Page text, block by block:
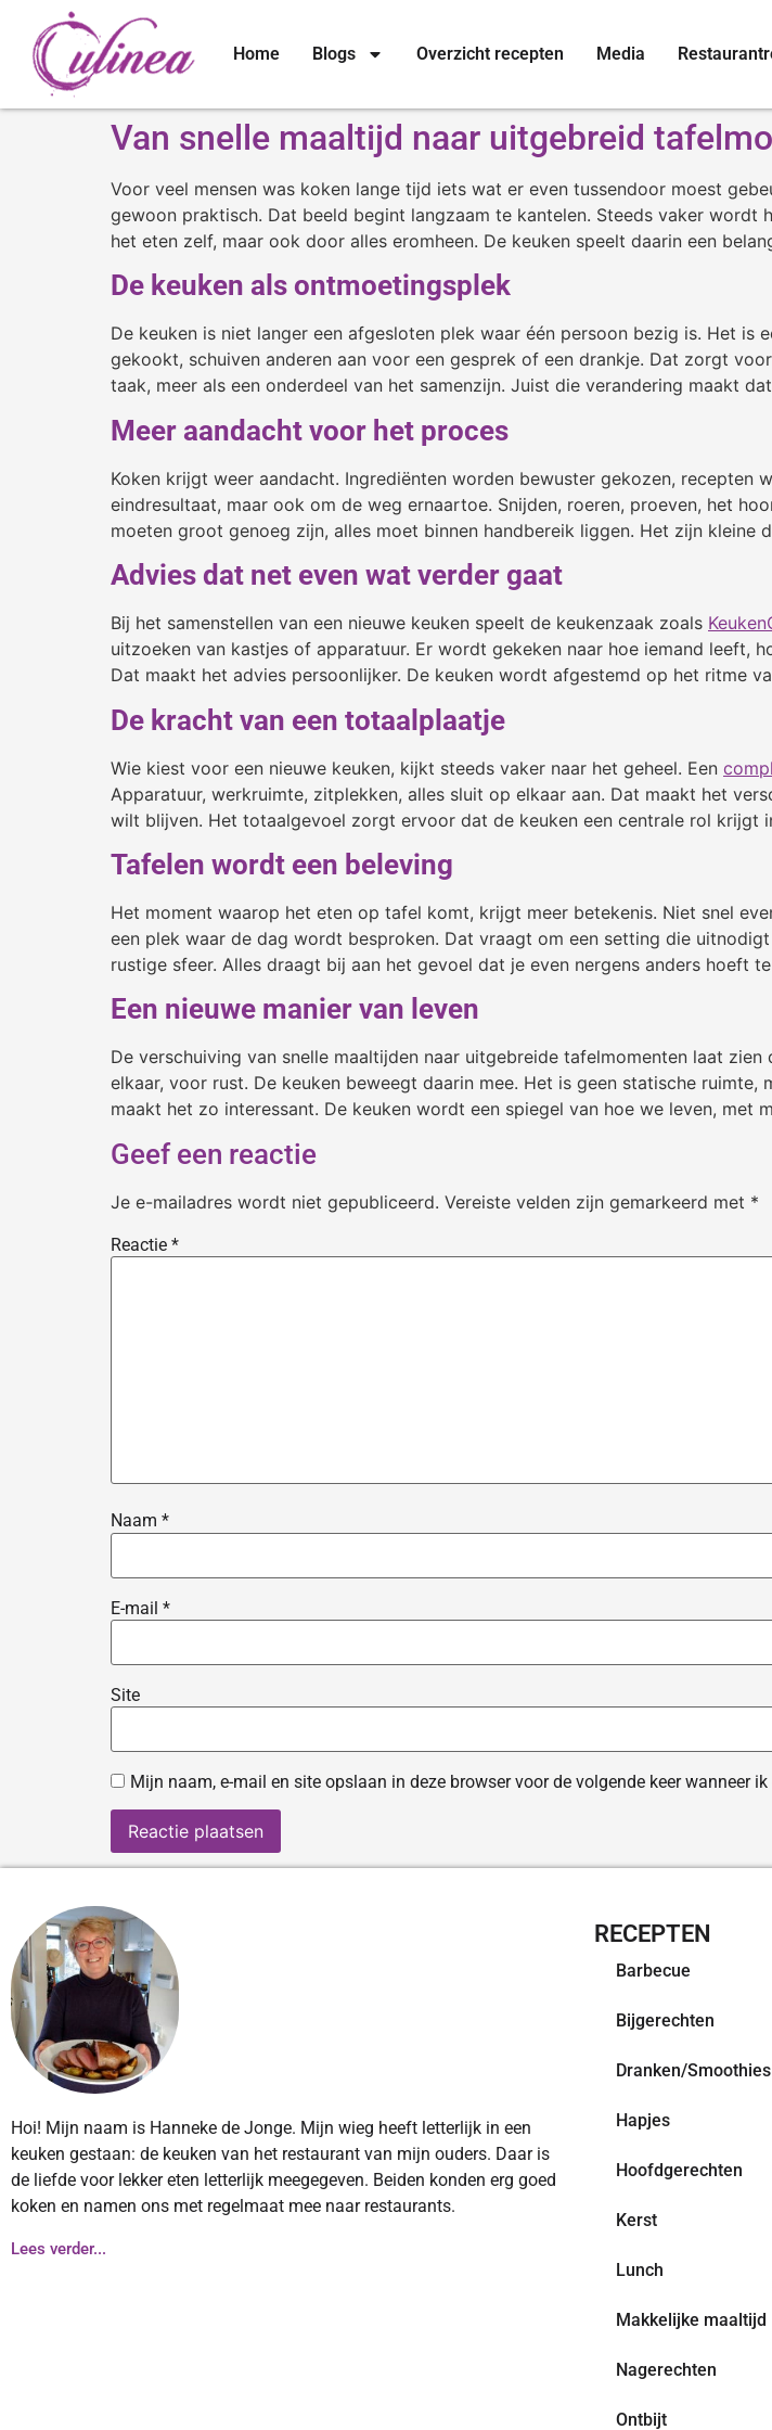
Home Blogs Overzicht recepten Media
Van snelle maaltijd naar uitgebreid
Voor veel mensen was koken lange tijd iets wat er even tussendoor moest
gewoon praktisch. Dat beeld begint langzaam te kantelen. Steeds vaker
het eten zelf, maar ook door alles eromheen. De keuken speelt daarin een
De keuken als ontmoetingsplek
De keuken is niet langer een afgesloten plek waar één persoon bezig is. Het is
gekookt, schuiven anderen aan voor een gesprek of een drankje. Dat zorgt
taak, meer als een onderdeel van het samenzijn. Juist die verandering maakt
Meer aandacht voor het proces
Koken krijgt weer aandacht. Ingrediënten worden bewuster gekozen,
eindresultaat, maar ook om de weg ernaartoe. Snijden, roeren, proeven, het
moeten groot genoeg zijn, alles moet binnen handbereik liggen. Het zijn kleine
Advies dat net even wat verder gaat
Bij het samenstellen van een nieuwe keuken speelt de keukenzaak zoals
uitzoeken van kastjes of apparatuur. Er wordt gekeken naar hoe iemand leeft,
Dat maakt het advies persoonlijker. De keuken wordt afgestemd op het ritme
De kracht van een totaalplaatje
Wie kiest voor een nieuwe keuken, kijkt steeds vaker naar het geheel. Een
Apparatuur, werkruimte, zitplekken, alles sluit op elkaar aan. Dat maakt het
wilt blijven. Het totaalgevoel zorgt ervoor dat de keuken een centrale rol krijgt
Tafelen wordt een beleving
Het moment waarop het eten op tafel komt, krijgt meer betekenis. Niet snel
een plek waar de dag wordt besproken. Dat vraagt om een setting die
rustige sfeer. Alles draagt bij aan het gevoel dat je even nergens anders hoeft
Een nieuwe manier van leven
De verschuiving van snelle maaltijden naar uitgebreide tafelmomenten laat
elkaar, voor rust. De keuken beweegt daarin mee. Het is geen statische
maakt het zo interessant. De keuken wordt een spiegel van hoe we leven, met
Geef een reactie
Je e-mailadres wordt niet gepubliceerd. Vereiste velden zijn gemarkeerd met *
Reactie *
Naam *
E-mail *
Site
Mijn naam, e-mail en site opslaan in deze browser voor de volgende keer wanneer
Hoi! Mijn naam is Hanneke de Jonge. Mijn wieg heeft letterlijk in een
keuken gestaan: de keuken van het restaurant van mijn ouders. Daar is
de liefde voor lekker eten letterlijk meegegeven. Beiden konden erg goed
koken en namen ons met regelmaat mee naar restaurants.
Lees verder...
RECEPTEN
Barbecue
Bijgerechten
Dranken/Smoothies
Hapjes
Hoofdgerechten
Kerst
Lunch
Makkelijke maaltijd
Nagerechten
Ontbijt